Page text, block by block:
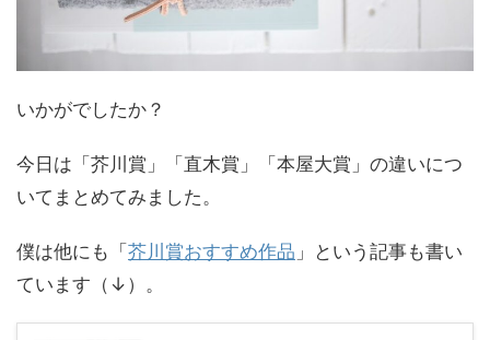
いかがでしたか？
今日は「芥川賞」「直木賞」「本屋大賞」の違いにつ
いてまとめてみました。
僕は他にも「芥川賞おすすめ作品 」という記事も書い
ています（↓）。